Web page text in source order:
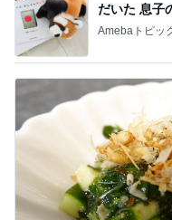
だいた 息子
Amebaトピッ